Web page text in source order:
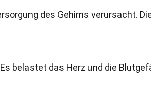
des Gehirns verursacht.
belastet das Herz und die